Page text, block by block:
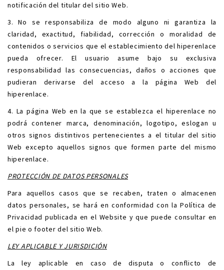
notificación del titular del sitio Web.
3. No se responsabiliza de modo alguno ni garantiza la
claridad, exactitud, fiabilidad, corrección o moralidad de
contenidos o servicios que el establecimiento del hiperenlace
pueda ofrecer. El usuario asume bajo su exclusiva
responsabilidad las consecuencias, daños o acciones que
pudieran derivarse del acceso a la página Web del
hiperenlace.
4. La página Web en la que se establezca el hiperenlace no
podrá contener marca, denominación, logotipo, eslogan u
otros signos distintivos pertenecientes a el titular del sitio
Web excepto aquellos signos que formen parte del mismo
hiperenlace.
PROTECCIÓN DE DATOS PERSONALES
Para aquellos casos que se recaben, traten o almacenen
datos personales, se hará en conformidad con la Política de
Privacidad publicada en el Website y que puede consultar en
el pie o footer del sitio Web.
LEY APLICABLE Y JURISDICIÓN
La ley aplicable en caso de disputa o conflicto de